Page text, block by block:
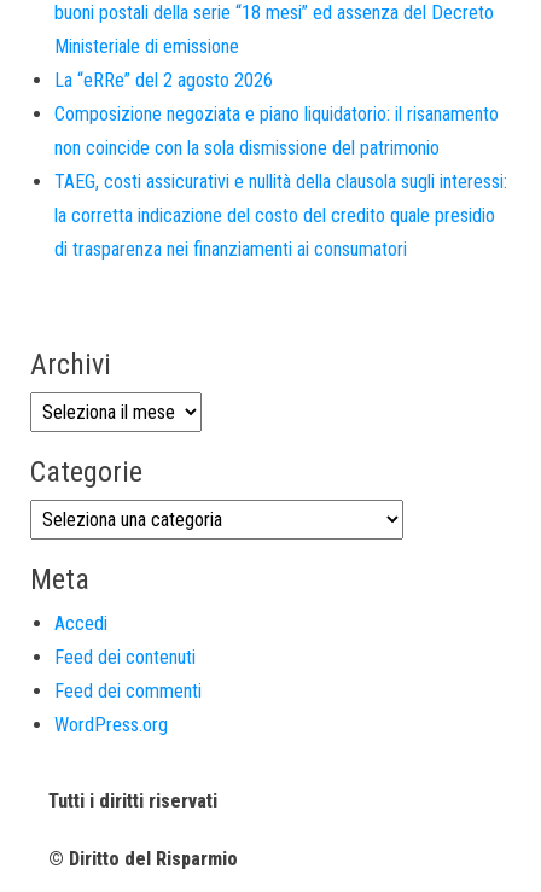
buoni postali della serie “18 mesi” ed assenza del Decreto
Ministeriale di emissione
La “eRRe” del 2 agosto 2026
Composizione negoziata e piano liquidatorio: il risanamento
non coincide con la sola dismissione del patrimonio
TAEG, costi assicurativi e nullità della clausola sugli interessi:
la corretta indicazione del costo del credito quale presidio
di trasparenza nei finanziamenti ai consumatori
Archivi
Categorie
Meta
Accedi
Feed dei contenuti
Feed dei commenti
WordPress.org
Tutti i diritti riservati
© Diritto del Risparmio